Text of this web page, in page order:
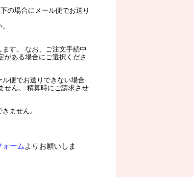
の場合にメール便でお送り
す。 なお、ご注文手続中
がある場合にご選択くださ
便でお送りできない場合
せん。 精算時にご請求させ
ません。
ォームよりお願いしま